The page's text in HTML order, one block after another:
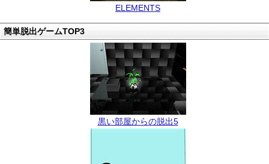
ELEMENTS
簡単脱出ゲームTOP3
黒い部屋からの脱出5